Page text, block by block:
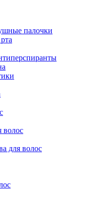
палочки
волос
для волос